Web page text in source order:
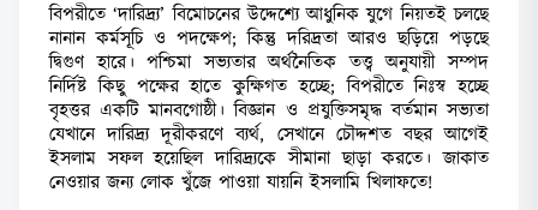
বিপরীতে ‘দারিদ্র্য’ বিমোচনের উদ্দেশ্যে আধুনিক যুগে নিয়তই চলছে
নানান কর্মসূচি ও পদক্ষেপ; কিন্তু দরিদ্রতা আরও ছড়িয়ে পড়ছে
দ্বিগুণ হারে। পশ্চিমা সভ্যতার অর্থনৈতিক তত্ত্ব অনুযায়ী সম্পদ
নির্দিষ্ট কিছু পক্ষের হাতে কুক্ষিগত হচ্ছে; বিপরীতে নিঃস্ব হচ্ছে
বৃহত্তর একটি মানবগোষ্ঠী। বিজ্ঞান ও প্রযুক্তিসমৃদ্ধ বর্তমান সভ্যতা
যেখানে দারিদ্র্য দূরীকরণে ব্যর্থ, সেখানে চৌদ্দশত বছর আগেই
ইসলাম সফল হয়েছিল দারিদ্র্যকে সীমানা ছাড়া করতে। জাকাত
নেওয়ার জন্য লোক খুঁজে পাওয়া যায়নি ইসলামি খিলাফতে!